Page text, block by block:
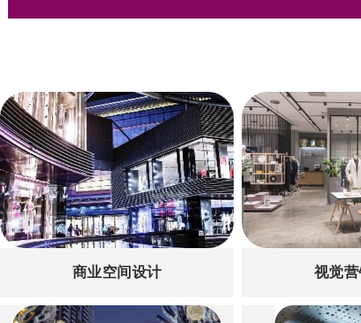
商业空间设计 视觉